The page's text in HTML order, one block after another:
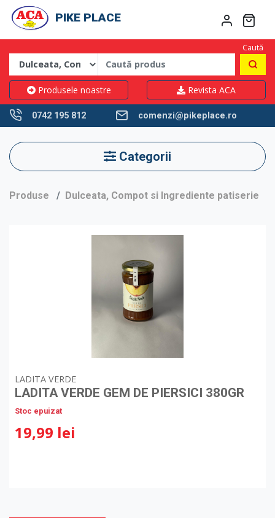
PIKE PLACE
Caută
Produsele noastre Revista ACA
0742 195 812 comenzi@pikeplace.ro
Categorii
Produse Dulceata, Compot si Ingrediente patiserie
LADITA VERDE
LADITA VERDE GEM DE PIERSICI 380GR
Stoc epuizat
19,99 lei